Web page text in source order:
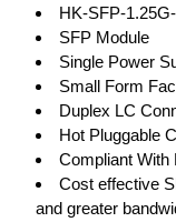
HK-SFP-
SFP Module
Single Power
Small Form
Duplex LC
Hot Pluggable
Compliant With
Cost effective
and greater